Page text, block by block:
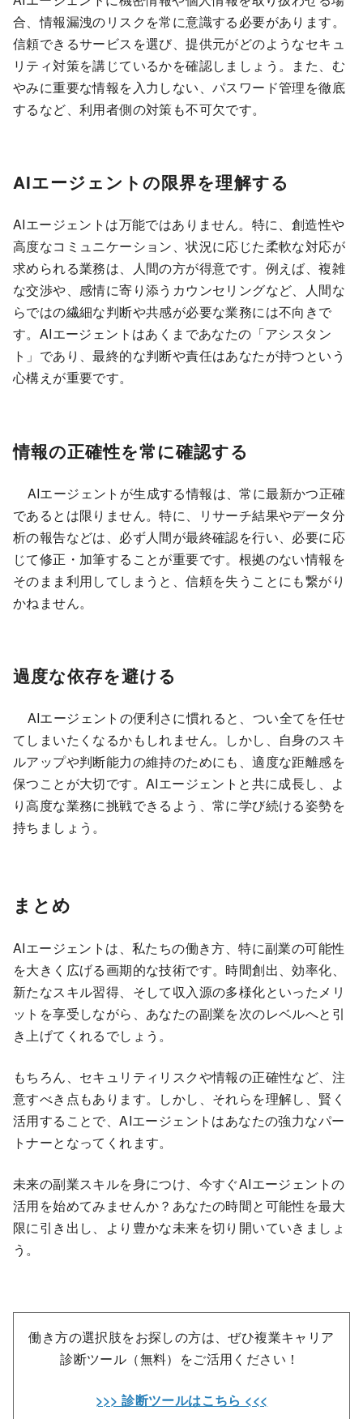
合、情報漏洩のリスクを常に意識する必要があります。
信頼できるサービスを選び、提供元がどのようなセキュ
リティ対策を講じているかを確認しましょう。また、む
やみに重要な情報を入力しない、パスワード管理を徹底
するなど、利用者側の対策も不可欠です。
AIエージェントの限界を理解する
AIエージェントは万能ではありません。特に、創造性や
高度なコミュニケーション、状況に応じた柔軟な対応が
求められる業務は、人間の方が得意です。例えば、複雑
な交渉や、感情に寄り添うカウンセリングなど、人間な
らではの繊細な判断や共感が必要な業務には不向きで
す。AIエージェントはあくまであなたの「アシスタン
ト」であり、最終的な判断や責任はあなたが持つという
心構えが重要です。
情報の正確性を常に確認する
AIエージェントが生成する情報は、常に最新かつ正確
であるとは限りません。特に、リサーチ結果やデータ分
析の報告などは、必ず人間が最終確認を行い、必要に応
じて修正・加筆することが重要です。根拠のない情報を
そのまま利用してしまうと、信頼を失うことにも繋がり
かねません。
過度な依存を避ける
AIエージェントの便利さに慣れると、つい全てを任せ
てしまいたくなるかもしれません。しかし、自身のスキ
ルアップや判断能力の維持のためにも、適度な距離感を
保つことが大切です。AIエージェントと共に成長し、よ
り高度な業務に挑戦できるよう、常に学び続ける姿勢を
持ちましょう。
まとめ
AIエージェントは、私たちの働き方、特に副業の可能性
を大きく広げる画期的な技術です。時間創出、効率化、
新たなスキル習得、そして収入源の多様化といったメリ
ットを享受しながら、あなたの副業を次のレベルへと引
き上げてくれるでしょう。
もちろん、セキュリティリスクや情報の正確性など、注
意すべき点もあります。しかし、それらを理解し、賢く
活用することで、AIエージェントはあなたの強力なパー
トナーとなってくれます。
未来の副業スキルを身につけ、今すぐAIエージェントの
活用を始めてみませんか？あなたの時間と可能性を最大
限に引き出し、より豊かな未来を切り開いていきましょ
う。
働き方の選択肢をお探しの方は、ぜひ複業キャリア
診断ツール（無料）をご活用ください！
>>> 診断ツールはこちら <<<